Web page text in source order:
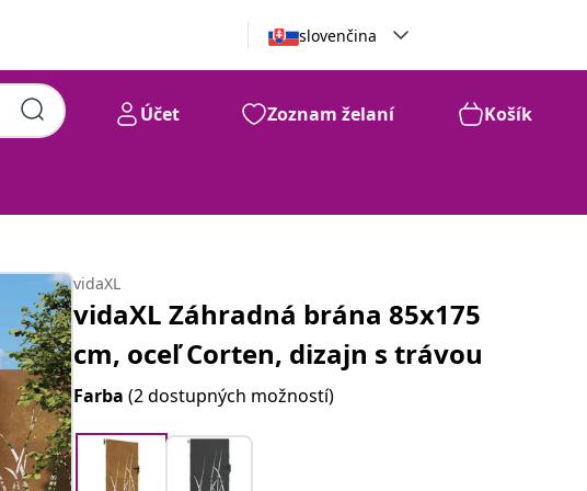
slovenčina
Účet Zoznam želaní Košík
vidaXL
vidaXL Záhradná brána 85x175
cm, oceľ Corten, dizajn s trávou
Farba(2 dostupných možností)